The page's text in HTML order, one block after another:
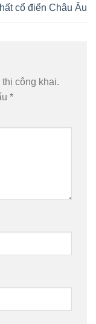
cổ điển Châu Âu
công khai.
*